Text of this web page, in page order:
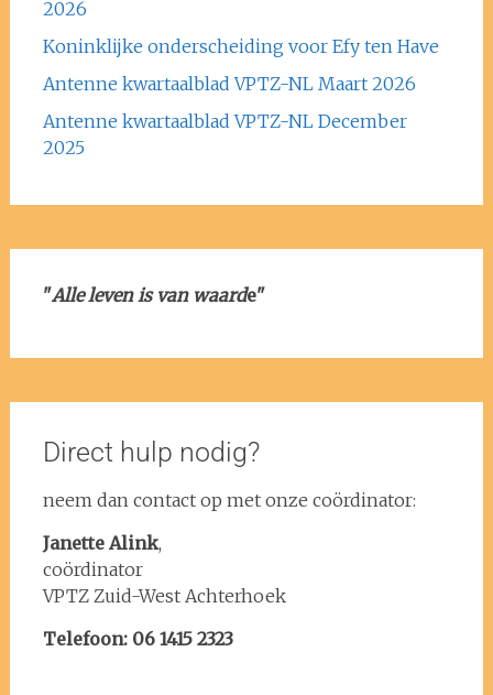
2026
Koninklijke onderscheiding voor Efy ten Have
Antenne kwartaalblad VPTZ-NL Maart 2026
Antenne kwartaalblad VPTZ-NL December
2025
"Alle leven is van waarde"
Direct hulp nodig?
neem dan contact op met onze coördinator:
Janette Alink,
coördinator
VPTZ Zuid-West Achterhoek
Telefoon: 06 1415 2323